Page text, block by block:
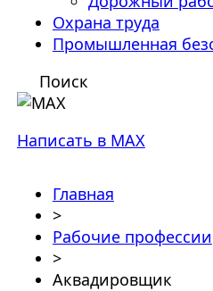
Охрана труда
Промышленная
Поиск
Написать в MAX
Главная
>
Рабочие профессии
>
Аквадировщик